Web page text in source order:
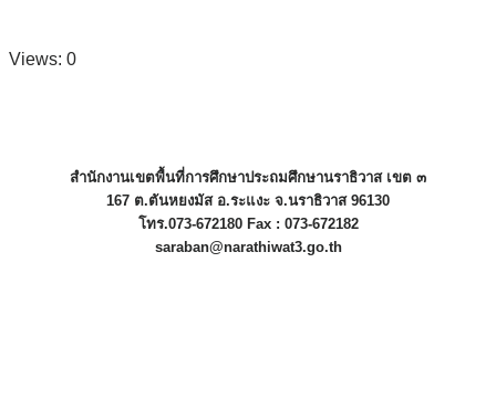
Views: 0
สำนักงานเขตพื้นที่การศึกษาประถมศึกษานราธิวาส เขต ๓
167 ต.ตันหยงมัส อ.ระแงะ จ.นราธิวาส 96130
โทร.073-672180 Fax : 073-672182
saraban@narathiwat3.go.th